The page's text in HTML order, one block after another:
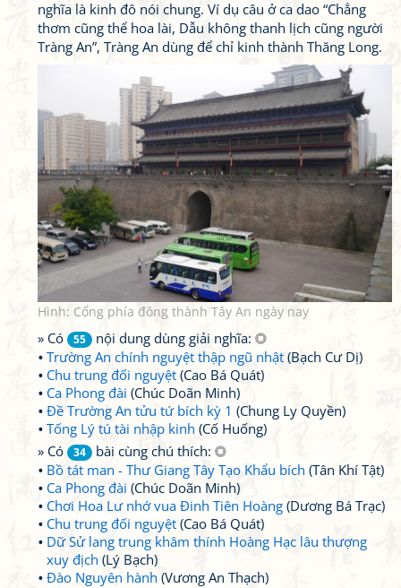
nghĩa là kinh đô nói chung. Ví dụ câu ở ca dao “Chẳng
thơm cũng thể hoa lài, Dẫu không thanh lịch cũng người
Tràng An”, Tràng An dùng để chỉ kinh thành Thăng Long.
Hình: Cổng phía đông thành Tây An ngày nay
» Có 55
nội dung dùng giải nghĩa:
Trường An chính nguyệt thập ngũ nhật (Bạch Cư Dị)
Chu trung đối nguyệt (Cao Bá Quát)
Ca Phong đài (Chúc Doãn Minh)
Đề Trường An tửu tứ bích kỳ 1 (Chung Ly Quyền)
Tống Lý tú tài nhập kinh (Cố Huống)
» Có
34
bài cùng chú thích:
Bồ tát man - Thư Giang Tây Tạo Khẩu bích (Tân Khí Tật)
Ca Phong đài (Chúc Doãn Minh)
Chơi Hoa Lư nhớ vua Đinh Tiên Hoàng (Dương Bá Trạc)
Chu trung đối nguyệt (Cao Bá Quát)
Dữ Sử lang trung khâm thính Hoàng Hạc lâu thượng
xuy địch (Lý Bạch)
Đào Nguyên hành (Vương An Thạch)